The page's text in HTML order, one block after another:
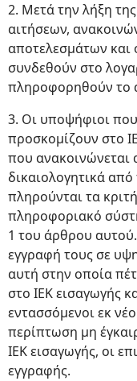
2. Μετά την λήξη
αιτήσεων,
αποτελεσμάτων
συνδεθούν στο
πληροφορηθούν το
3. Οι υποψήφιοι
προσκομίζουν στο
που ανακοινώνεται
δικαιολογητικά
πληρούνται τα
πληροφοριακό
1 του άρθρου
εγγραφή τους σε
αυτή στην οποία
στο ΙΕΚ εισαγωγής
εντασσόμενοι εκ
περίπτωση μη
ΙΕΚ εισαγωγής, οι
εγγραφής.